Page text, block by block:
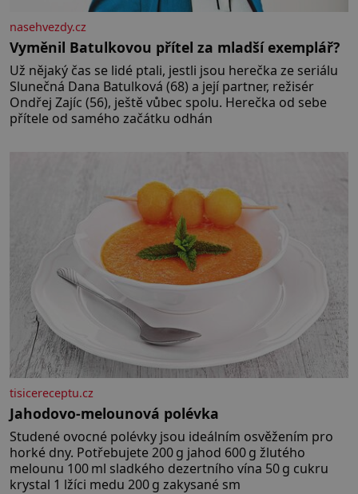
nasehvezdy.cz
Vyměnil Batulkovou přítel za mladší exemplář?
Už nějaký čas se lidé ptali, jestli jsou herečka ze seriálu
Slunečná Dana Batulková (68) a její partner, režisér
Ondřej Zajíc (56), ještě vůbec spolu. Herečka od sebe
přítele od samého začátku odhán
tisicereceptu.cz
Jahodovo-melounová polévka
Studené ovocné polévky jsou ideálním osvěžením pro
horké dny. Potřebujete 200 g jahod 600 g žlutého
melounu 100 ml sladkého dezertního vína 50 g cukru
krystal 1 lžíci medu 200 g zakysané sm